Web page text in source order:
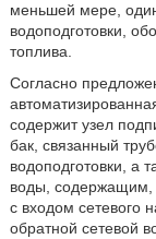
меньшей мере,
водоподготовки,
топлива.
Согласно
содержит узел
бак, связанный
водоподготовки, а
воды, содержащим,
с входом сетевого
обратной сетевой